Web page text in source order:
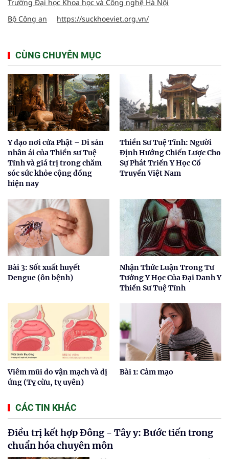
Trường Đại học Khoa học và Công nghệ Hà Nội
Bộ Công an
https://suckhoeviet.org.vn/
CÙNG CHUYÊN MỤC
Y đạo nơi cửa Phật – Di sản
nhân ái của Thiền sư Tuệ
Tĩnh và giá trị trong chăm
sóc sức khỏe cộng đồng
hiện nay
Thiền Sư Tuệ Tĩnh: Người
Định Hướng Chiến Lược Cho
Sự Phát Triển Y Học Cổ
Truyền Việt Nam
Bài 3: Sốt xuất huyết
Dengue (ôn bệnh)
Nhận Thức Luận Trong Tư
Tưởng Y Học Của Đại Danh Y
Thiền Sư Tuệ Tĩnh
Viêm mũi do vận mạch và dị
ứng (Tỵ cừu, tỵ uyên)
Bài 1: Cảm mạo
CÁC TIN KHÁC
Điều trị kết hợp Đông - Tây y: Bước tiến trong
chuẩn hóa chuyên môn